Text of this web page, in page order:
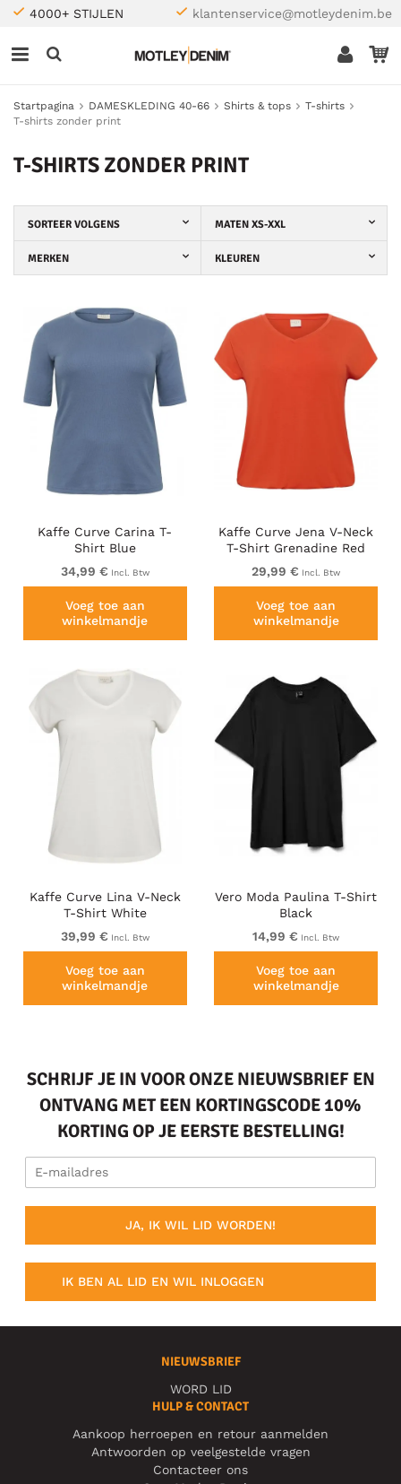
4000+ STIJLEN klantenservice@motleydenim.be
Startpagina DAMESKLEDING 40-66 Shirts & tops
T-shirts
T-shirts zonder print
T-SHIRTS ZONDER PRINT
SORTEER VOLGENS MATEN XS-XXL
MERKEN KLEUREN
Kaffe Curve Carina T-
Shirt Blue
34,99 € Incl. Btw
Voeg toe aan
winkelmandje
Kaffe Curve Jena V-Neck
T-Shirt Grenadine Red
29,99 € Incl. Btw
Voeg toe aan
winkelmandje
Kaffe Curve Lina V-Neck
T-Shirt White
39,99 € Incl. Btw
Voeg toe aan
winkelmandje
Vero Moda Paulina T-Shirt
Black
14,99 € Incl. Btw
Voeg toe aan
winkelmandje
SCHRIJF JE IN VOOR ONZE NIEUWSBRIEF EN
ONTVANG MET EEN KORTINGSCODE 10%
KORTING OP JE EERSTE BESTELLING!
JA, IK WIL LID WORDEN!
IK BEN AL LID EN WIL INLOGGEN
NIEUWSBRIEF
WORD LID
HULP & CONTACT
Aankoop herroepen en retour aanmelden
Antwoorden op veelgestelde vragen
Contacteer ons